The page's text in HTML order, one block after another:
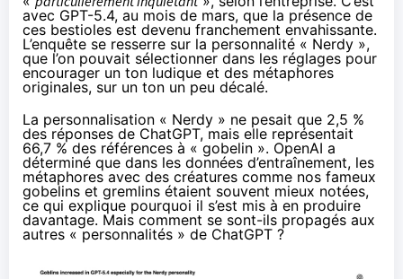
avec GPT-5.4, au mois de mars, que la présence de
ces bestioles est devenu franchement envahissante.
L’enquête se resserre sur la personnalité « Nerdy »,
que l’on pouvait sélectionner dans les réglages pour
encourager un ton ludique et des métaphores
originales, sur un ton un peu décalé.
La personnalisation « Nerdy » ne pesait que 2,5 %
des réponses de ChatGPT, mais elle représentait
66,7 % des références à « gobelin ». OpenAI a
déterminé que dans les données d’entraînement, les
métaphores avec des créatures comme nos fameux
gobelins et gremlins étaient souvent mieux notées,
ce qui explique pourquoi il s’est mis à en produire
davantage. Mais comment se sont-ils propagés aux
autres « personnalités » de ChatGPT ?